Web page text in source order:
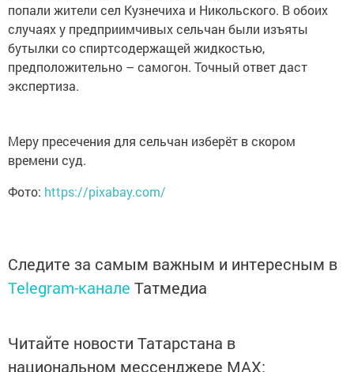
попали жители сел Кузнечиха и Никольского. В обоих
случаях у предприимчивых сельчан были изъяты
бутылки со спиртсодержащей жидкостью,
предположительно – самогон. Точный ответ даст
экспертиза.
Меру пресечения для сельчан изберёт в скором
времени суд.
Фото: https://pixabay.com/
Следите за самым важным и интересным в
Telegram-канале Татмедиа
Читайте новости Татарстана в
национальном мессенджере MАХ: